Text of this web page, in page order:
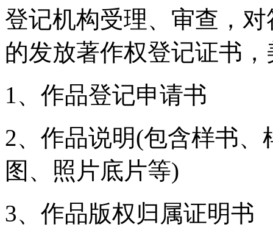
登记机构受理、审查，
的发放著作权登记证书
1、作品登记申请书
2、作品说明(包含样书
图、照片底片等)
3、作品版权归属证明书